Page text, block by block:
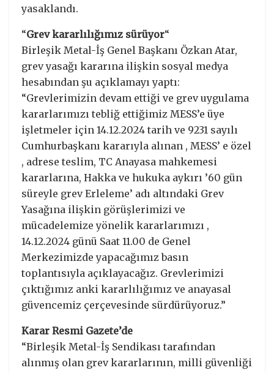
yasaklandı.
“Grev kararlılığımız sürüyor“
Birleşik Metal-İş Genel Başkanı Özkan Atar,
grev yasağı kararına ilişkin sosyal medya
hesabından şu açıklamayı yaptı:
“Grevlerimizin devam ettiği ve grev uygulama
kararlarımızı tebliğ ettiğimiz MESS’e üye
işletmeler için 14.12.2024 tarih ve 9231 sayılı
Cumhurbaşkanı kararıyla alınan , MESS’ e özel
, adrese teslim, TC Anayasa mahkemesi
kararlarına, Hakka ve hukuka aykırı ’60 gün
süreyle grev Erleleme’ adı altındaki Grev
Yasağına ilişkin görüşlerimizi ve
mücadelemize yönelik kararlarımızı ,
14.12.2024 günü Saat 11.00 de Genel
Merkezimizde yapacağımız basın
toplantısıyla açıklayacağız. Grevlerimizi
çıktığımız anki kararlılığımız ve anayasal
güvencemiz çerçevesinde sürdürüyoruz.”
Karar Resmi Gazete’de
“Birleşik Metal-İş Sendikası tarafından
alınmış olan grev kararlarının, milli güvenliği